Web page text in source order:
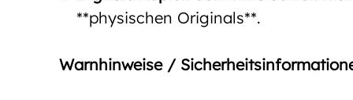
**physischen Originals**.
Warnhinweise /